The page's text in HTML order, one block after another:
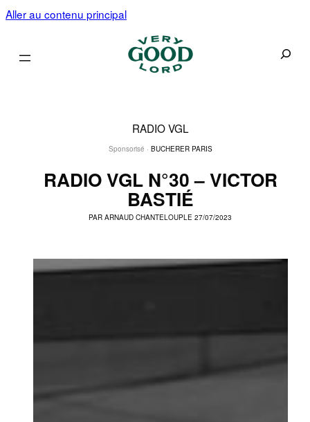
Aller au contenu principal
RADIO VGL
Sponsorisé · BUCHERER PARIS
RADIO VGL N°30 – VICTOR
BASTIÉ
PARARNAUD CHANTELOUPLE 27/07/2023